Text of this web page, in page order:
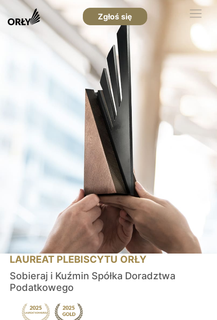
Zgłoś się
LAUREAT PLEBISCYTU ORŁY
Sobieraj i Kuźmin Spółka Doradztwa
Podatkowego